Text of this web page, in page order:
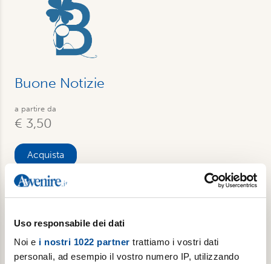
Uso responsabile dei dati
Noi e i nostri 1022 partner trattiamo i vostri dati
personali, ad esempio il vostro numero IP, utilizzando
Buone Notizie
a partire da
€ 3,50
Acquista